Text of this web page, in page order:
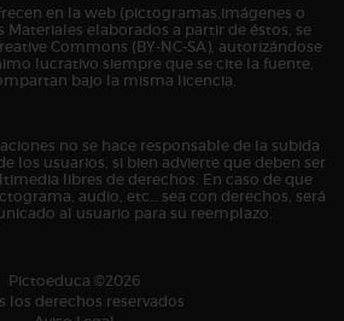
en la web (pictogramas,imágenes o
Materiales elaborados a partir de éstos, se
Commons (BY-NC-SA), autorizándose
lucrativo siempre que se cite la fuente,
bajo la misma licencia.
no se hace responsable de la subida
los usuarios, si bien advierte que deben ser
libres de derechos. En caso de que
audio, etc… sea con derechos, será
al usuario para su reemplazo.
Pictoeduca ©2026
los derechos reservados